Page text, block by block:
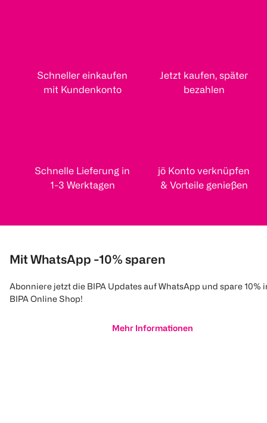
Schneller einkaufen
mit Kundenkonto
Jetzt kaufen, später
bezahlen
Schnelle Lieferung in
1-3 Werktagen
jö Konto verknüpfen
& Vorteile genießen
Mit WhatsApp -10% sparen
Abonniere jetzt die BIPA Updates auf WhatsApp und spare 10%
BIPA Online Shop!
Mehr Informationen